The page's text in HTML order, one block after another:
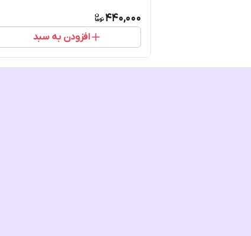
440,000
افزودن به سبد